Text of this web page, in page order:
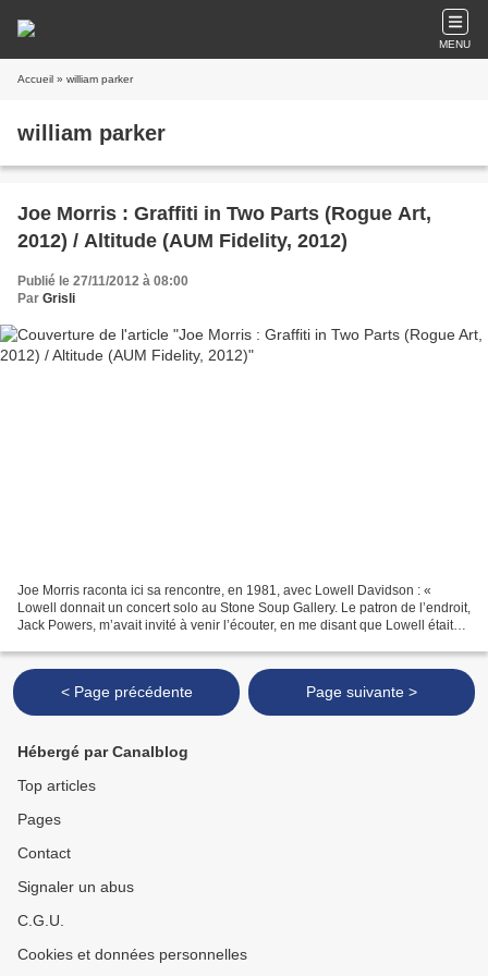
MENU
Accueil » william parker
william parker
Joe Morris : Graffiti in Two Parts (Rogue Art,
2012) / Altitude (AUM Fidelity, 2012)
Publié le 27/11/2012 à 08:00
Par Grisli
Joe Morris raconta ici sa rencontre, en 1981, avec Lowell Davidson : «
Lowell donnait un concert solo au Stone Soup Gallery. Le patron de l’endroit,
Jack Powers, m’avait invité à venir l’écouter, en me disant que Lowell était
< Page précédente Page suivante >
Hébergé par Canalblog
Top articles
Pages
Contact
Signaler un abus
C.G.U.
Cookies et données personnelles